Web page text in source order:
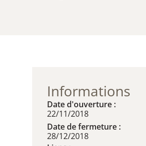
Informations
Date d'ouverture :
22/11/2018
Date de fermeture :
28/12/2018